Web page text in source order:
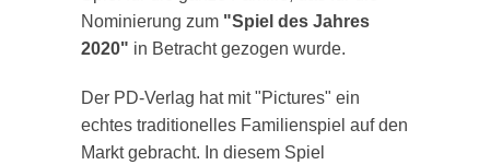
Nominierung zum "Spiel des Jahres
2020" in Betracht gezogen wurde.
Der PD-Verlag hat mit "Pictures" ein
echtes traditionelles Familienspiel auf den
Markt gebracht. In diesem Spiel